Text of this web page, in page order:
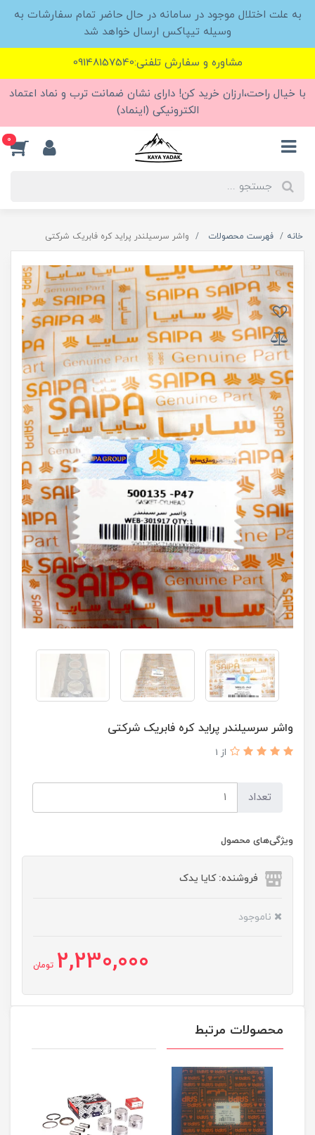
به علت اختلال موجود در سامانه در حال حاضر تمام سفارشات به
وسیله تیپاکس ارسال خواهد شد
مشاوره و سفارش تلفنی:09148157540
با خیال راحت،ارزان خرید کن! دارای نشان ضمانت ترب و نماد اعتماد
الکترونیکی (اینماد)
0
خانه فهرست محصولات واشر سرسیلندر پراید کره فابریک شرکتی
واشر سرسیلندر پراید کره فابریک شرکتی
از 1
تعداد
ویژگی‌های محصول
فروشنده: کایا یدک
ناموجود
2,230,000 تومان
محصولات مرتبط